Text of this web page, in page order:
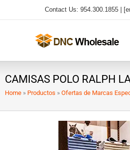
al
Contact Us: 954.300.1855 |
CAMISAS POLO RALPH
Home » Productos » Ofertas de Marcas